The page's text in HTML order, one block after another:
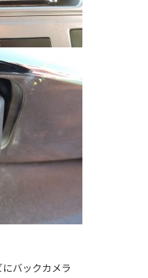
バックカメラ